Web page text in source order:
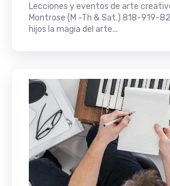
Lecciones y eventos de arte
Montrose (M -Th & Sat.) 818-919-
hijos la magia del arte...